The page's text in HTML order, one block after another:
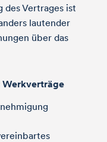
des Vertrages ist
lautender
über das
Werkverträge